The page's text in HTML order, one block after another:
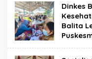
Dinkes
Balita